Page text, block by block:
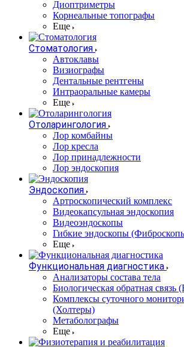
Диоптриметры
Корнеальные топографы
Еще
Стоматология
Автоклавы
Визиографы
Дентальные рентгены
Интраоральные камеры
Еще
Отоларингология
Лор комбайны
Лор кресла
Лор принадлежности
Лор эндоскопия
Эндоскопия
Артроскопический комплекс
Видеокапсульная эндоскопия
Видеоэндоскопы
Гибкие эндоскопы
Еще
Функциональная диагностика
Анализаторы состава тела
Биологическая обратная связь
Комплексы суточного
(Холтеры)
Метаболографы
Еще